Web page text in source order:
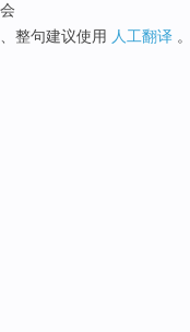
整句建议使用 人工翻译